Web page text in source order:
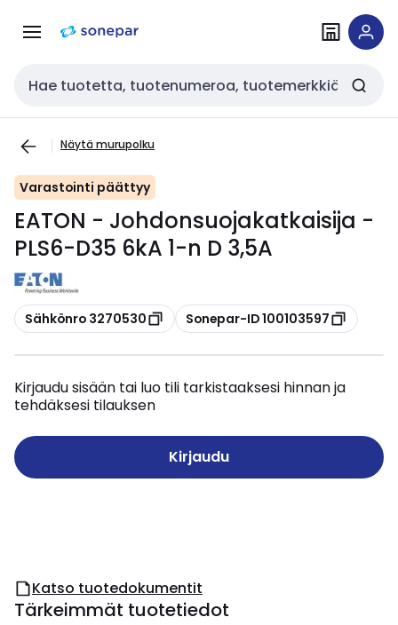
navigointiinsisältöön
Haku
Näytä murupolku
Varastointi päättyy
EATON - Johdonsuojakatkaisija -
PLS6-D35 6kA 1-n D 3,5A
Kopioi
Sähkönro 3270530 Kopioi
Sonepar-ID 100103597
Kirjaudu sisään tai luo tili tarkistaaksesi hinnan ja
tehdäksesi tilauksen
Kirjaudu
Katso tuotedokumentit
Tärkeimmät tuotetiedot